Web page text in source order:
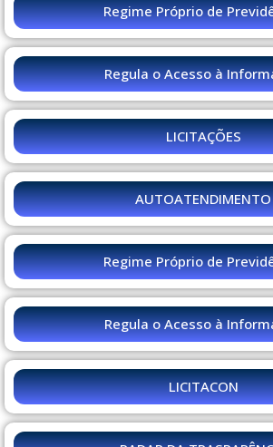
Regime Próprio de
Regula o Acesso à
LICITAÇÕES
AUTOATENDIMENTO
Regime Próprio de
Regula o Acesso à
LICITACON